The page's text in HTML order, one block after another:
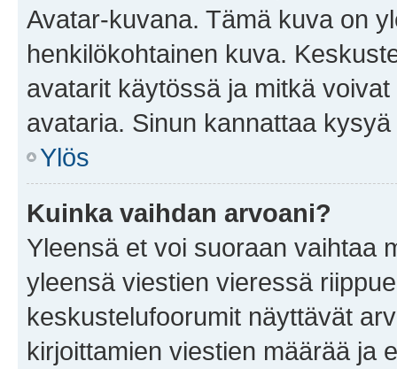
Avatar-kuvana. Tämä kuva on
henkilökohtainen kuva.
avatarit käytössä ja mitkä
avataria. Sinun kannattaa
Ylös
Kuinka vaihdan arvoani?
Yleensä et voi suoraan vaihtaa
yleensä viestien vieressä
keskustelufoorumit näyttävät
kirjoittamien viestien määrää ja